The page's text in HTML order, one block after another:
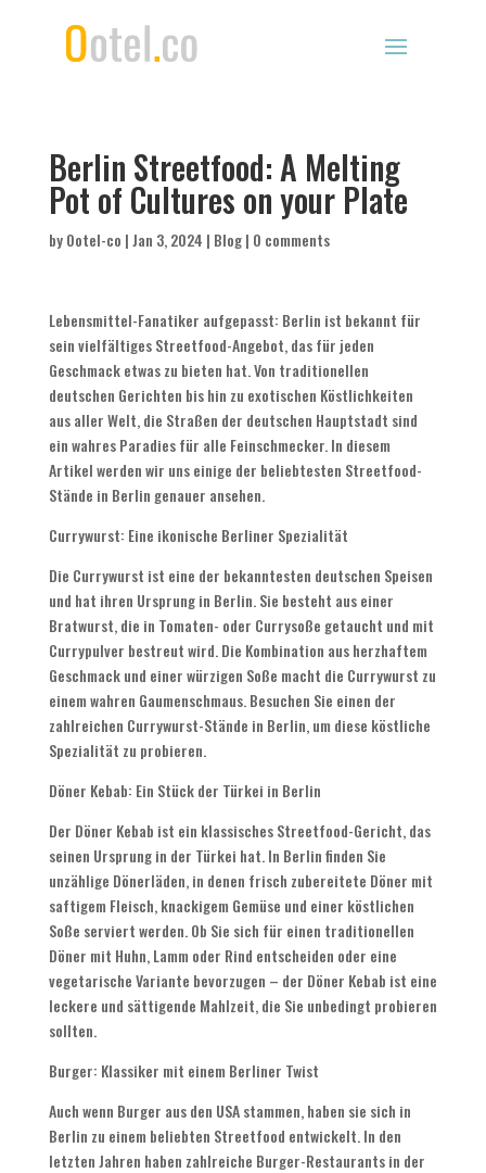
Berlin Streetfood: A Melting
Pot of Cultures on your Plate
byOotel-co |Jan 3, 2024 | Blog| 0 comments
Lebensmittel-Fanatiker aufgepasst: Berlin ist bekannt für
sein vielfältiges Streetfood-Angebot, das für jeden
Geschmack etwas zu bieten hat. Von traditionellen
deutschen Gerichten bis hin zu exotischen Köstlichkeiten
aus aller Welt, die Straßen der deutschen Hauptstadt sind
ein wahres Paradies für alle Feinschmecker. In diesem
Artikel werden wir uns einige der beliebtesten Streetfood-
Stände in Berlin genauer ansehen.
Currywurst: Eine ikonische Berliner Spezialität
Die Currywurst ist eine der bekanntesten deutschen Speisen
und hat ihren Ursprung in Berlin. Sie besteht aus einer
Bratwurst, die in Tomaten- oder Currysoße getaucht und mit
Currypulver bestreut wird. Die Kombination aus herzhaftem
Geschmack und einer würzigen Soße macht die Currywurst zu
einem wahren Gaumenschmaus. Besuchen Sie einen der
zahlreichen Currywurst-Stände in Berlin, um diese köstliche
Spezialität zu probieren.
Döner Kebab: Ein Stück der Türkei in Berlin
Der Döner Kebab ist ein klassisches Streetfood-Gericht, das
seinen Ursprung in der Türkei hat. In Berlin finden Sie
unzählige Dönerläden, in denen frisch zubereitete Döner mit
saftigem Fleisch, knackigem Gemüse und einer köstlichen
Soße serviert werden. Ob Sie sich für einen traditionellen
Döner mit Huhn, Lamm oder Rind entscheiden oder eine
vegetarische Variante bevorzugen – der Döner Kebab ist eine
leckere und sättigende Mahlzeit, die Sie unbedingt probieren
sollten.
Burger: Klassiker mit einem Berliner Twist
Auch wenn Burger aus den USA stammen, haben sie sich in
Berlin zu einem beliebten Streetfood entwickelt. In den
letzten Jahren haben zahlreiche Burger-Restaurants in der